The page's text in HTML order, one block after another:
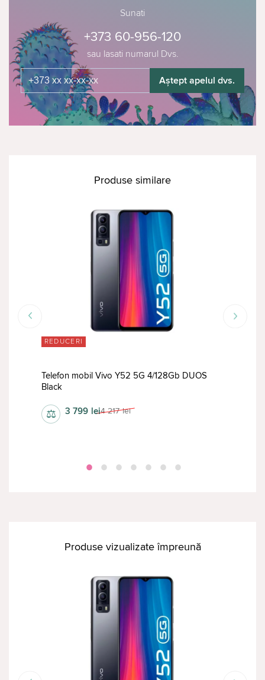
Sunati
sau lasati numarul Dvs.
+373 60-956-120
Aștept apelul dvs.
Produse similare
REDUCERI
Telefon mobil Vivo Y52 5G 4/128Gb DUOS
Black
4 217 lei
3 799 lei
⚖
Produse vizualizate împreună